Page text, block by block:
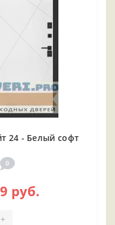
24 - Белый софт
0
руб.
+